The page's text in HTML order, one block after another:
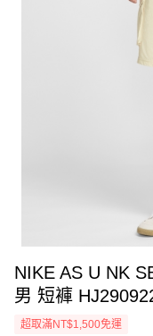
NIKE AS U NK
男 短褲
超取滿NT$1,500免運